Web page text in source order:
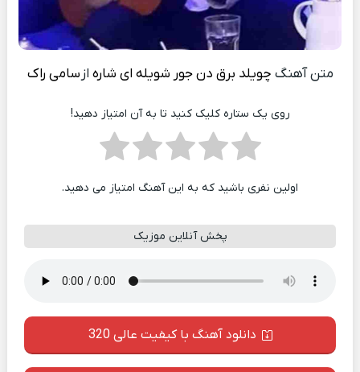
متن آهنگ چویلد برق دن جور شویله ای شاره از سامی راک
روی یک ستاره کلیک کنید تا به آن امتیاز دهید!
اولین نفری باشید که به این آهنگ امتیاز می دهید.
پخش آنلاین موزیک
دانلود آهنگ با کیفیت عالی 320